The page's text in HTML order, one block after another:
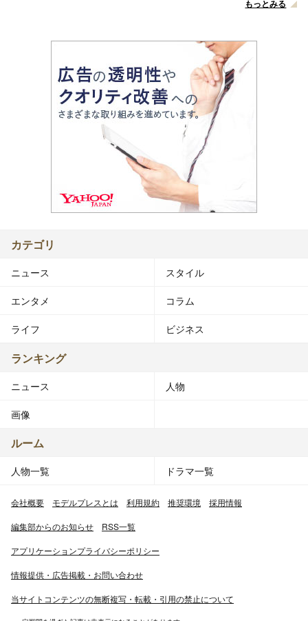
もっとみる
カテゴリ
ニュース スタイル
エンタメ コラム
ライフ ビジネス
ランキング
ニュース 人物
画像
ルーム
人物一覧 ドラマ一覧
会社概要 モデルプレスとは 利用規約 推奨環境 採用情報
編集部からのお知らせ RSS一覧
アプリケーションプライバシーポリシー
情報提供・広告掲載・お問い合わせ
当サイトコンテンツの無断複写・転載・引用の禁止について